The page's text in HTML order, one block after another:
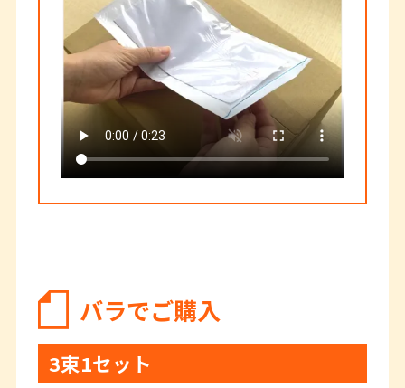
バラでご購入
3束1セット